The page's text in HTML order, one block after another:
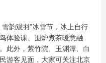
韵观羽”冰雪节，冰上自行
体验课、围炉煮茶暖意融
此外，紫竹院、玉渊潭、白
游客见面，大家可关注北京